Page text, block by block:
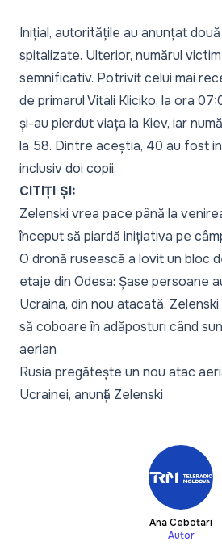
Inițial, autoritățile au anunțat
spitalizate. Ulterior, numărul
semnificativ. Potrivit celui mai
de primarul Vitali Kliciko, la ora
și-au pierdut viața la Kiev, iar
la 58. Dintre aceștia, 40 au fost
inclusiv doi copii.
CITIȚI ȘI:
Zelenski vrea pace până la
început să piardă inițiativa pe
O dronă rusească a lovit un bloc
etaje din Odesa: Șase persoane
Ucraina, din nou atacată.
să coboare în adăposturi când
aerian
Rusia pregătește un nou atac
Ucrainei, anunță Zelenski
Ana Cebotari
Autor